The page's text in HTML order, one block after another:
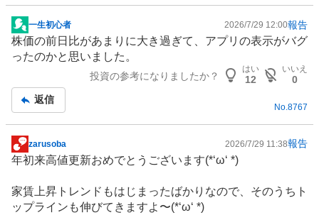
掲
示
板
一生初心者 2026/7/29 12:00報告
株価の前日比があまりに大き過ぎて、アプリの表示がバグ
ったのかと思いました。
投資の参考になりましたか？
はい
12
いいえ
0
返信
No. 8767
掲
示
記
事
zarusoba 2026/7/29 11:38報告
年初来高値更新おめでとうございます(*‘ω‘ *)
家賃上昇トレンドもはじまったばかりなので、そのうちト
ップラインも伸びてきますよ〜(*‘ω‘ *)